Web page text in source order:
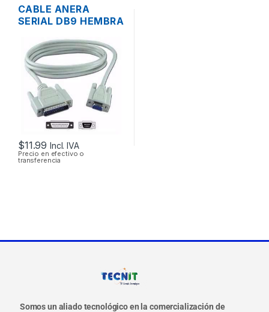
CABLE ANERA
SERIAL DB9 HEMBRA
MACHO 1.8MTS
$11.99 Incl. IVA
Precio en efectivo o
transferencia
Somos un aliado tecnológico en la comercialización de